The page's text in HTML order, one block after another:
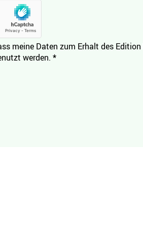
meine Daten zum Erhalt des Edition
werden. *